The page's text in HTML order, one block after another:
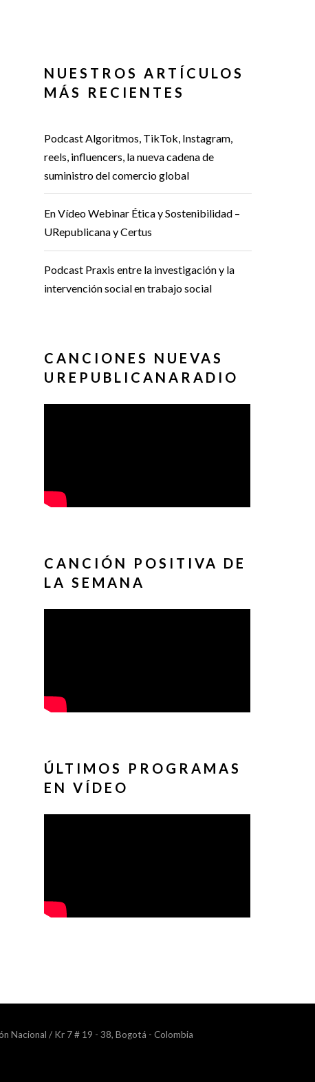
NUESTROS ARTÍCULOS
MÁS RECIENTES
Podcast Algoritmos, TikTok, Instagram,
reels, influencers, la nueva cadena de
suministro del comercio global
En Vídeo Webinar Ética y Sostenibilidad –
URepublicana y Certus
Podcast Praxis entre la investigación y la
intervención social en trabajo social
CANCIONES NUEVAS
UREPUBLICANARADIO
CANCIÓN POSITIVA DE
LA SEMANA
ÚLTIMOS PROGRAMAS
EN VÍDEO
Nacional / Kr 7 # 19 - 38, Bogotá - Colombia